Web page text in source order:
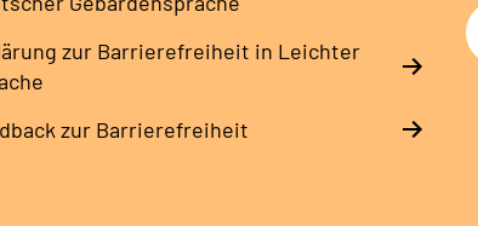
zur Barrierefreiheit in Leichter
zur Barrierefreiheit